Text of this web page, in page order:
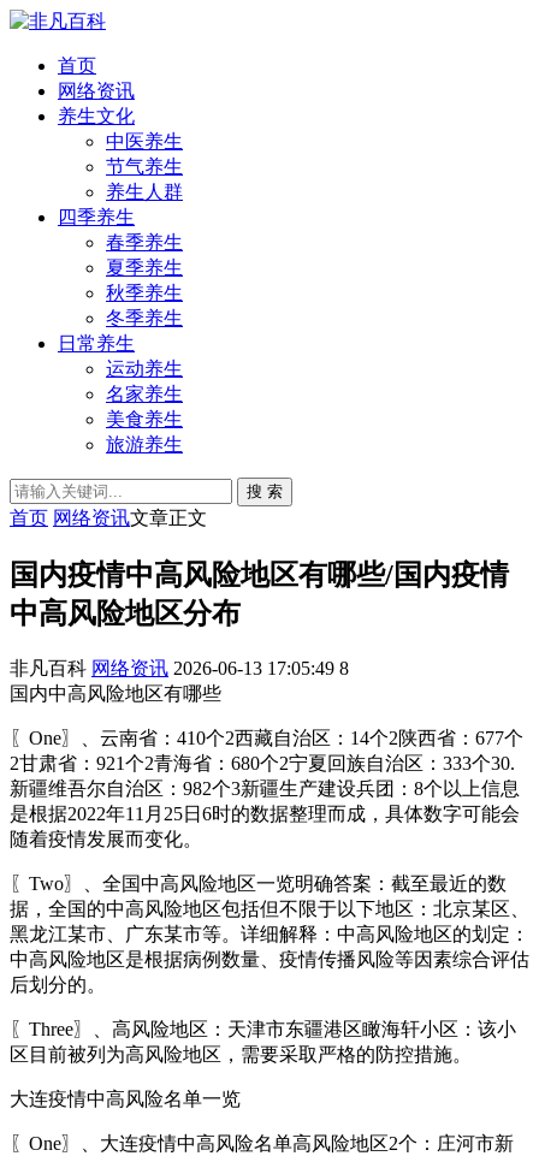
首页
网络资讯
养生文化
中医养生
节气养生
养生人群
四季养生
春季养生
夏季养生
秋季养生
冬季养生
日常养生
运动养生
名家养生
美食养生
旅游养生
搜 索
首页 网络资讯文章正文
国内疫情中高风险地区有哪些/国内疫情
中高风险地区分布
非凡百科 网络资讯 2026-06-13 17:05:49 8
国内中高风险地区有哪些
〖One〗、云南省：410个2西藏自治区：14个2陕西省：677个
2甘肃省：921个2青海省：680个2宁夏回族自治区：333个30.
新疆维吾尔自治区：982个3新疆生产建设兵团：8个以上信息
是根据2022年11月25日6时的数据整理而成，具体数字可能会
随着疫情发展而变化。
〖Two〗、全国中高风险地区一览明确答案：截至最近的数
据，全国的中高风险地区包括但不限于以下地区：北京某区、
黑龙江某市、广东某市等。详细解释：中高风险地区的划定：
中高风险地区是根据病例数量、疫情传播风险等因素综合评估
后划分的。
〖Three〗、高风险地区：天津市东疆港区瞰海轩小区：该小
区目前被列为高风险地区，需要采取严格的防控措施。
大连疫情中高风险名单一览
〖One〗、大连疫情中高风险名单高风险地区2个：庄河市新